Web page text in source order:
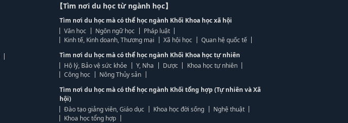
【Tìm nơi du học từ ngành học】
Tìm nơi du học mà có thể học ngành Khối Khoa học xã hội
Văn học
Ngôn ngữ học
Pháp luật
Kinh tế, Kinh doanh, Thương mại
Xã hội học
Quan hệ quốc tế
Tìm nơi du học mà có thể học ngành Khối Khoa học tự nhiên
Hộ lý, Bảo vệ sức khỏe
Y, Nha Dược
Khoa học tự nhiên
Công học
Nông Thủy sản
Tìm nơi du học mà có thể học ngành Khối tổng hợp (Tự nhiên và Xã
hội)
Đào tạo giảng viên, Giáo dục
Khoa học đời sống
Nghệ thuật
Khoa học tổng hợp